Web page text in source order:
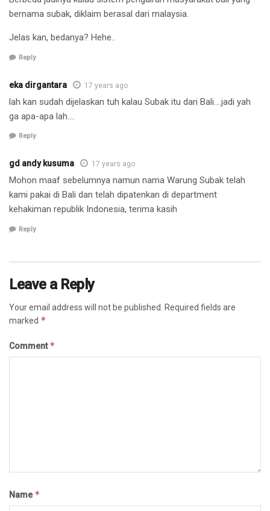
bernama subak, diklaim berasal dari malaysia.
Jelas kan, bedanya? Hehe..
Reply
eka dirgantara 17 years ago
lah kan sudah dijelaskan tuh kalau Subak itu dari Bali….jadi yah
ga apa-apa lah….
Reply
gd andy kusuma 17 years ago
Mohon maaf sebelumnya namun nama Warung Subak telah
kami pakai di Bali dan telah dipatenkan di department
kehakiman republik Indonesia, terima kasih
Reply
Leave a Reply
Your email address will not be published.
Required fields are
marked *
Comment*
Name*